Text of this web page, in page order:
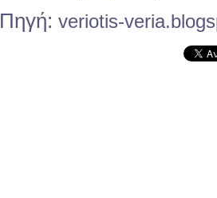
Πηγή: veriotis-